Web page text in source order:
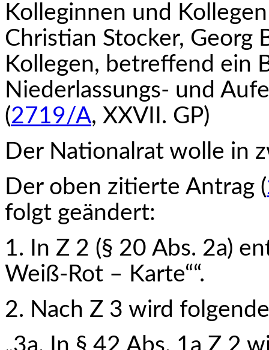
Kolleginnen und
Christian Stocker, Georg
Kollegen, betreffend ein
Niederlas­sungs- und
(2719/A, XXVII. GP)
Der Nationalrat wolle in
Der oben zitierte Antrag (
folgt geändert:
1. In Z 2 (§ 20 Abs. 2a)
Weiß-Rot – Karte““.
2. Nach Z 3 wird